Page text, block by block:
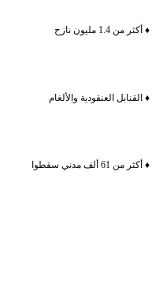
♦️
أكثر من 1.4 مليون نازح
♦️القنابل العنقودية والألغام
♦️
أكثر من 61 ألف مدني سقطوا